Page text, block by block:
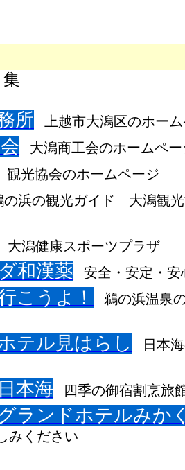
所 上越市大潟区のホー
大潟商工会のホームペー
観光協会のホームページ
の浜の観光ガイド 大潟観
大潟健康スポーツプラザ
和漢薬 安全・安定・
こうよ！
鵜の浜温泉
テル見はらし
日本
本海 四季の御宿割烹旅
ランドホテルみか
みください